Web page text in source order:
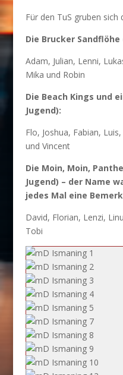
Für den TuS gruben sich
Die Brucker Sandflöhe
Adam, Julian, Lenni,
Mika und Robin
Die Beach Kings und
Jugend):
Flo, Joshua, Fabian,
und Vincent
Die Moin, Moin,
Jugend) – der Name
jedes Mal eine
David, Florian, Lenzi,
Tobi